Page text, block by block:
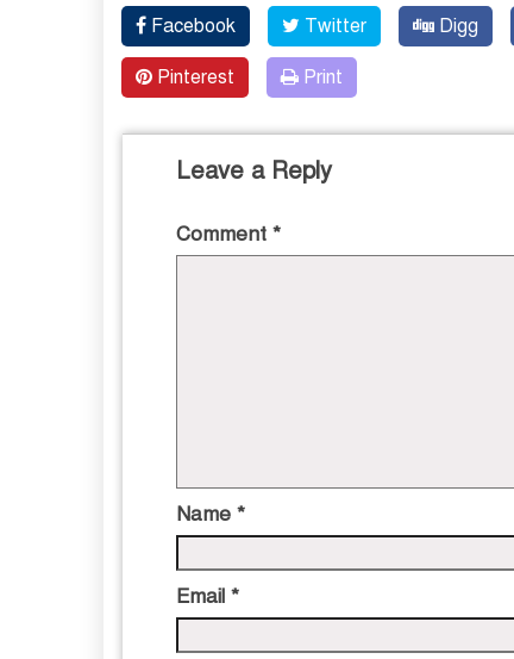
Facebook Twitter Digg
Pinterest Print
Leave a Reply
Comment *
Name *
Email *